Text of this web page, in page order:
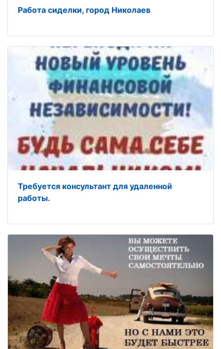
Работа сиделки, город Николаев
Требуется консультант для удаленной
работы.